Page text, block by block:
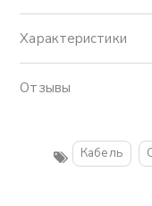
Характеристики
Отзывы
Кабель